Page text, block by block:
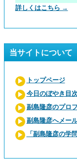
詳しくはこちら →
当サイトについて
トップページ
今日のぼやき目
副島隆彦のプロ
副島隆彦へメー
「副島隆彦の学